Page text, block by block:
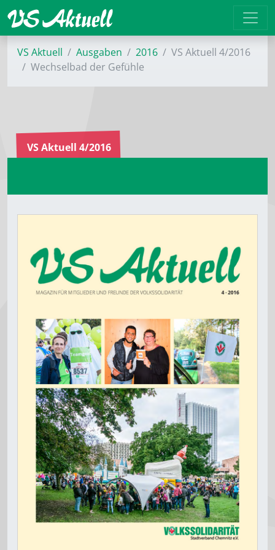
VS Aktuell Ausgaben 2016
VS Aktuell 4/2016
Wechselbad der Gefühle
VS Aktuell 4/2016